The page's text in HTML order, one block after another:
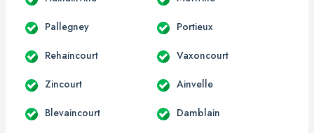
Pallegney Portieux
Rehaincourt Vaxoncourt
Zincourt Ainvelle
Blevaincourt Damblain